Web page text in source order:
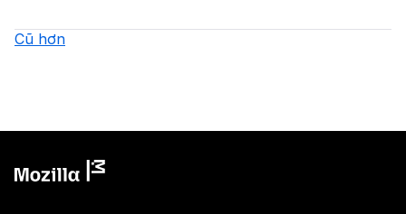
Cũ hơn